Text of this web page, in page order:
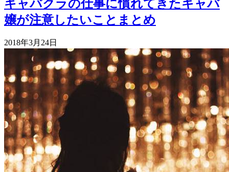
キャバクラの仕事に慣れてきたキャバ
嬢が注意したいことまとめ
2018年3月24日